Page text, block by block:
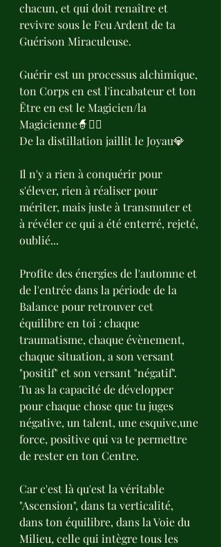
chacun, et qui doit renaître et
revivre sous le Feu Ardent de ta
Guérison Miraculeuse.
Guérir est un processus alchimique,
ton Corps en est l'incabateur et ton
Être en est le Magicien/la
Magicienne🧙🧙‍♂️
De la distillation jaillit le Joyau💎
Il n'y a rien à conquérir pour
s'élever, rien à réaliser pour
mériter, mais juste à transmuter et
à révéler ce qui a été enterré, rejeté,
oublié...
Profite des énergies de l'automne et
de l'entrée dans la période de la
Balance pour retrouver cet
équilibre en toi : chaque
traumatisme, chaque évènement,
chaque situation, a son versant
"positif" et son versant "négatif".
Tu as la capacité de développer
pour chaque chose que tu juges
négative, un talent, une esquive,une
force, positive qui va te permettre
de rester en ton Centre.
Car c'est là qu'est la véritable
"Ascension", dans ta verticalité,
dans ton équilibre, dans la Voie du
Milieu, celle qui intègre tous les